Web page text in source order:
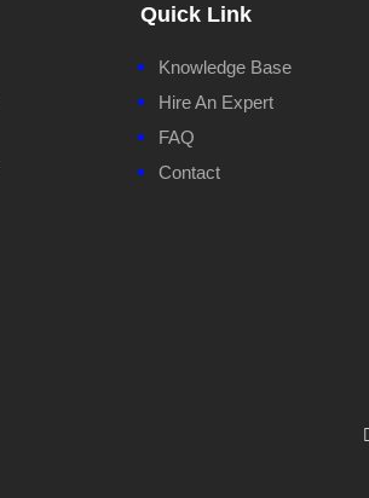
Quick Link
Knowledge Base
Hire An Expert
FAQ
Contact